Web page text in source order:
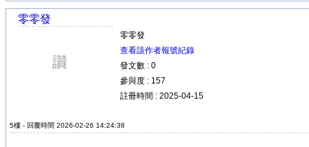
零零發
零零發
查看該作者報號紀錄
發文數 : 0
參與度 : 157
註冊時間 : 2025-04-15
5樓 - 回覆時間 2026-02-26 14:24:38